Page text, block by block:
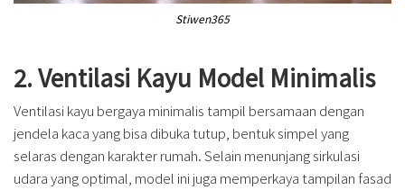
Stiwen365
2. Ventilasi Kayu Model Minimalis
Ventilasi kayu bergaya minimalis tampil bersamaan dengan
jendela kaca yang bisa dibuka tutup, bentuk simpel yang
selaras dengan karakter rumah. Selain menunjang sirkulasi
udara yang optimal, model ini juga memperkaya tampilan fasad